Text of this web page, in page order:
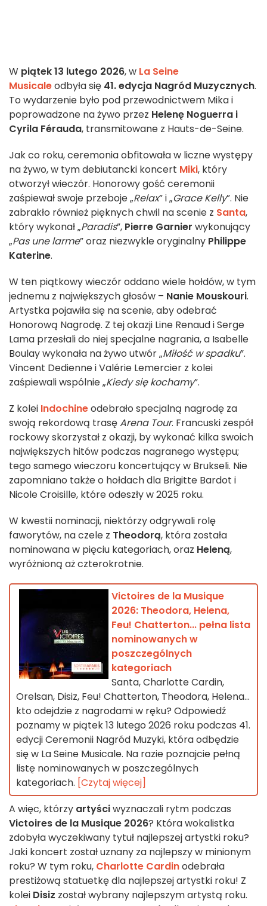
W piątek 13 lutego 2026, w La Seine
Musicaleodbyła się 41. edycja Nagród Muzycznych.
To wydarzenie było pod przewodnictwem Mika i
poprowadzone na żywo przez Helenę Noguerra i
Cyrila Férauda, transmitowane z Hauts-de-Seine.
Jak co roku, ceremonia obfitowała w liczne występy
na żywo, w tym debiutancki koncert Miki, który
otworzył wieczór. Honorowy gość ceremonii
zaśpiewał swoje przeboje „Relax” i „Grace Kelly”. Nie
zabrakło również pięknych chwil na scenie z Santa,
który wykonał „Paradis”, Pierre Garnier wykonujący
„Pas une larme” oraz niezwykle oryginalny Philippe
Katerine.
W ten piątkowy wieczór oddano wiele hołdów, w tym
jednemu z największych głosów – Nanie Mouskouri.
Artystka pojawiła się na scenie, aby odebrać
Honorową Nagrodę. Z tej okazji Line Renaud i Serge
Lama przesłali do niej specjalne nagrania, a Isabelle
Boulay wykonała na żywo utwór „Miłość w spadku”.
Vincent Dedienne i Valérie Lemercier z kolei
zaśpiewali wspólnie „Kiedy się kochamy”.
Z kolei Indochineodebrało specjalną nagrodę za
swoją rekordową trasęArena Tour. Francuski zespół
rockowy skorzystał z okazji, by wykonać kilka swoich
największych hitów podczas nagranego występu;
tego samego wieczoru koncertujący w Brukseli. Nie
zapomniano także o hołdach dla Brigitte Bardot i
Nicole Croisille, które odeszły w 2025 roku.
W kwestii nominacji, niektórzy odgrywali rolę
faworytów, na czele z Theodorą, która została
nominowana w pięciu kategoriach, oraz Heleną,
wyróżnioną aż czterokrotnie.
Victoires de la Musique
2026: Theodora, Helena,
Feu! Chatterton... pełna lista
nominowanych w
poszczególnych
kategoriach
Santa, Charlotte Cardin,
Orelsan, Disiz, Feu! Chatterton, Theodora, Helena...
kto odejdzie z nagrodami w ręku? Odpowiedź
poznamy w piątek 13 lutego 2026 roku podczas 41.
edycji Ceremonii Nagród Muzyki, która odbędzie
się w La Seine Musicale. Na razie poznajcie pełną
listę nominowanych w poszczególnych
kategoriach. [Czytaj więcej]
A więc, którzy artyściwyznaczali rytm podczas
Victoires de la Musique 2026? Która wokalistka
zdobyła wyczekiwany tytuł najlepszej artystki roku?
Jaki koncert został uznany za najlepszy w minionym
roku? W tym roku, Charlotte Cardinodebrała
prestiżową statuetkę dla najlepszej artystki roku! Z
kolei Disiz został wybrany najlepszym artystą roku.